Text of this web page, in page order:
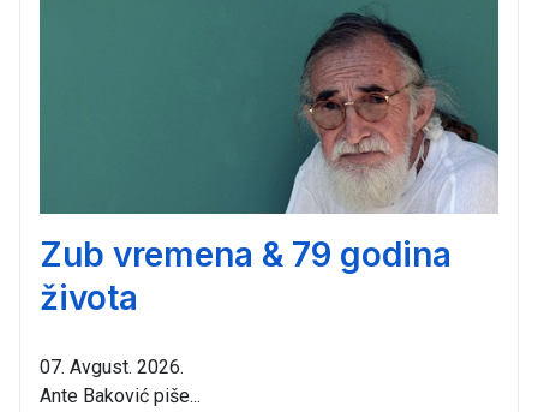
Zub vremena & 79 godina
života
07. Avgust. 2026.
Ante Baković piše...